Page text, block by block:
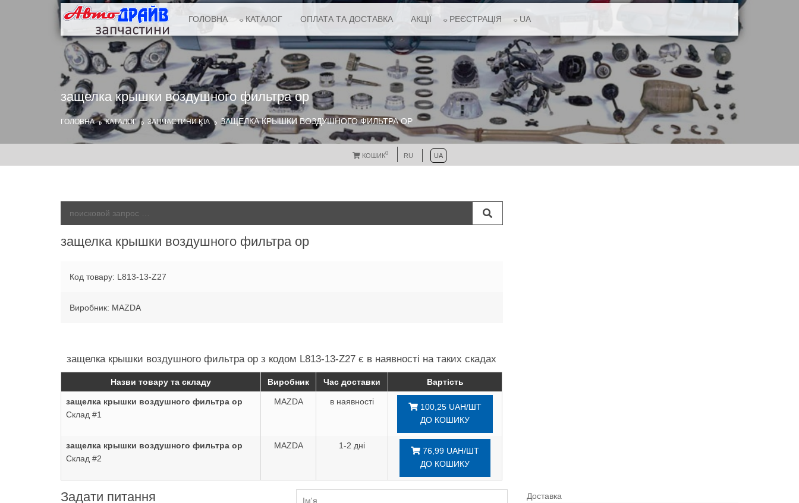
ГОЛОВНА КАТАЛОГ ОПЛАТА ТА ДОСТАВКА АКЦІЇ РЕЄСТРАЦІЯ UA
защелка крышки воздушного фильтра ор
ГОЛОВНА КАТАЛОГ ЗАПЧАСТИНИ KIA ЗАЩЕЛКА КРЫШКИ ВОЗДУШНОГО ФИЛЬТРА ОР
КОШИК0 RU UA
защелка крышки воздушного фильтра ор
Код товару: L813-13-Z27
Виробник: MAZDA
защелка крышки воздушного фильтра ор з кодом L813-13-Z27 є в наявності на таких скадах
Назви товару та складу Виробник Час доставки Вартість
защелка крышки воздушного фильтра ор
Склад #1
MAZDA в наявності
100,25 UAH/ШТ
ДО КОШИКУ
защелка крышки воздушного фильтра ор
Склад #2
MAZDA 1-2 дні
76,99 UAH/ШТ
ДО КОШИКУ
Задати питання Доставка